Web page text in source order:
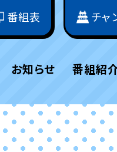
番組表 チャ
お知らせ 番組紹